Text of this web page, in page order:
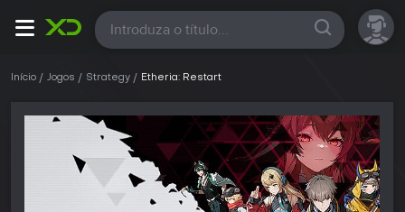
Todas
Início Jogos Strategy Etheria: Restart